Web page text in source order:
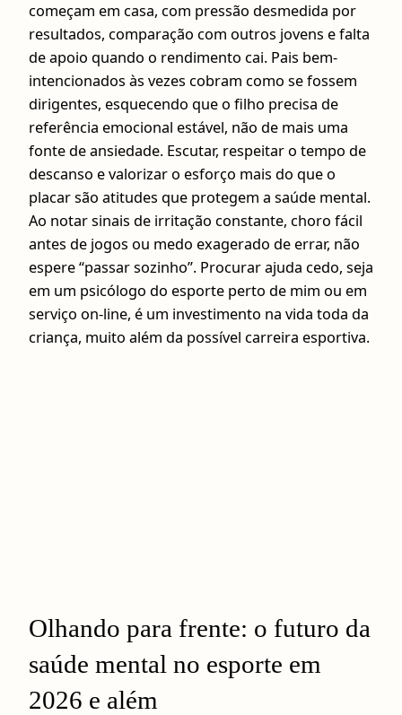
começam em casa, com pressão desmedida por
resultados, comparação com outros jovens e falta
de apoio quando o rendimento cai. Pais bem-
intencionados às vezes cobram como se fossem
dirigentes, esquecendo que o filho precisa de
referência emocional estável, não de mais uma
fonte de ansiedade. Escutar, respeitar o tempo de
descanso e valorizar o esforço mais do que o
placar são atitudes que protegem a saúde mental.
Ao notar sinais de irritação constante, choro fácil
antes de jogos ou medo exagerado de errar, não
espere “passar sozinho”. Procurar ajuda cedo, seja
em um psicólogo do esporte perto de mim ou em
serviço on-line, é um investimento na vida toda da
criança, muito além da possível carreira esportiva.
Olhando para frente: o futuro da
saúde mental no esporte em
2026 e além